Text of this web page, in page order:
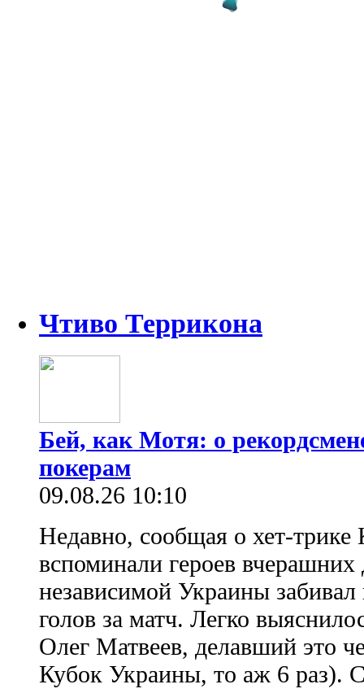
Чтиво Террикона
Бей, как Мотя: о
покерам
09.08.26 10:10
Недавно, сообщая о хет-
вспоминали героев
независимой Украины
голов за матч. Легко
Олег Матвеев, делавший это
Кубок Украины, то аж 6 раз).